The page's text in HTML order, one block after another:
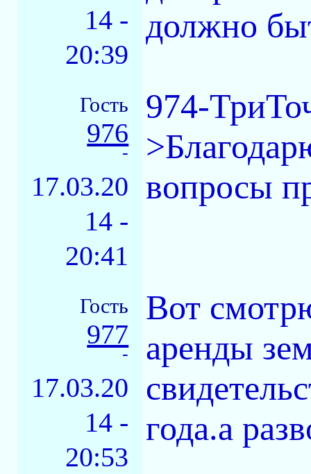
14 -
20:39
должно
Гость
976
-
17.03.20
14 -
20:41
974-
вопросы
Гость
977
-
17.03.20
14 -
20:53
Вот
аренды
года.а